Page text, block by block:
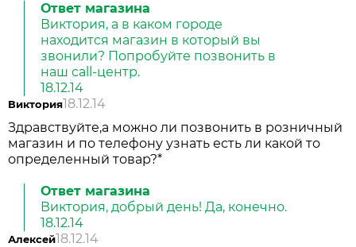
Ответ магазина
Виктория, а в каком городе
находится магазин в который вы
звонили? Попробуйте позвонить в
наш call-центр.
18.12.14
Виктория18.12.14
Здравствуйте,а можно ли позвонить в розничный
магазин и по телефону узнать есть ли какой то
определенный товар?*
Ответ магазина
Виктория, добрый день! Да, конечно.
18.12.14
Алексей18.12.14